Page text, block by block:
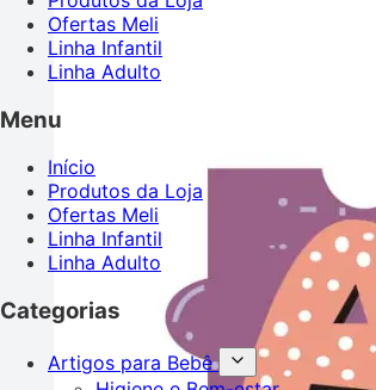
Ofertas Meli
Linha Infantil
Linha Adulto
Menu
Início
Produtos da Loja
Ofertas Meli
Linha Infantil
Linha Adulto
Categorias
Artigos para Bebê